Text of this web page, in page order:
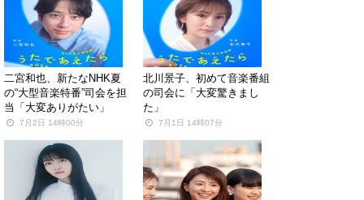
二宮和也、新たなNHK夏
の“大型音楽特番”司会を担
当「大変ありがたい」
7月2日 14時00分
北川景子、初めて音楽番組
の司会に「大変驚きまし
た」
7月1日 14時07分